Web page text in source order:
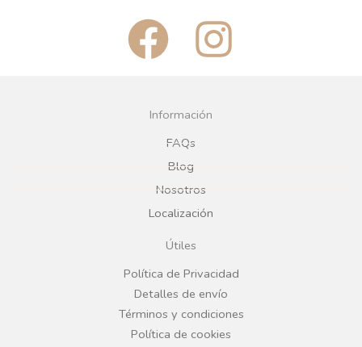
F
a
c
e
b
o
o
k
I
n
g
r
a
Información
FAQs
Blog
Nosotros
Localización
Útiles
Política de Privacidad
Detalles de envío
Términos y condiciones
Política de cookies